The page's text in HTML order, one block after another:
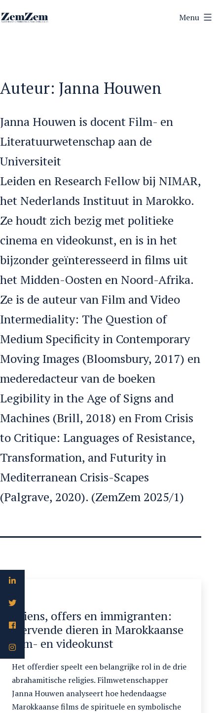
naar
Menu
Auteur: Janna Houwen
Janna Houwen is docent Film- en
Literatuurwetenschap aan de
Universiteit
Leiden en Research Fellow bij NIMAR,
het Nederlands Instituut in Marokko.
Ze houdt zich bezig met politieke
cinema en videokunst, en is in het
bijzonder geïnteresseerd in films uit
het Midden-Oosten en Noord-Afrika.
Ze is de auteur van Film and Video
Intermediality: The Question of
Medium Specificity in Contemporary
Moving Images (Bloomsbury, 2017) en
mederedacteur van de boeken
Legibility in the Age of Signs and
Machines (Brill, 2018) en From Crisis
to Critique: Languages of Resistance,
Transformation, and Futurity in
Mediterranean Crisis-Scapes
(Palgrave, 2020). (ZemZem 2025/1)
Aliens, offers en immigranten:
stervende dieren in Marokkaanse
film- en videokunst
Het offerdier speelt een belangrijke rol in de drie
abrahamitische religies. Filmwetenschapper
Janna Houwen analyseert hoe hedendaagse
Marokkaanse films de spirituele en symbolische